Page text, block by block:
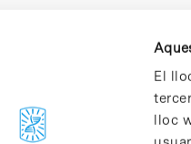
El
lloc
C/Baldiri Reixac, 4-12 i 15